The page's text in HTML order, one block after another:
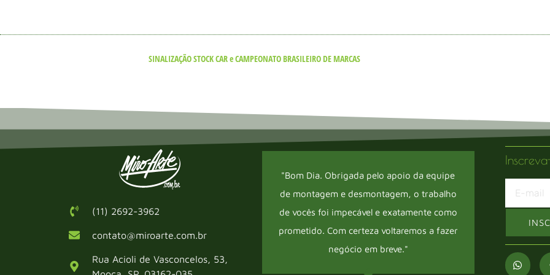
SINALIZAÇÃO STOCK CAR e CAMPEONATO BRASILEIRO DE MARCAS
(11) 2692-3962
contato@miroarte.com.br
Rua Acioli de Vasconcelos, 53,
"Bom Dia. Obrigada pelo apoio da equipe
de montagem e desmontagem, o trabalho
de vocês foi impecável e exatamente como
prometido. Com certeza voltaremos a fazer
negócio em breve."
no
que